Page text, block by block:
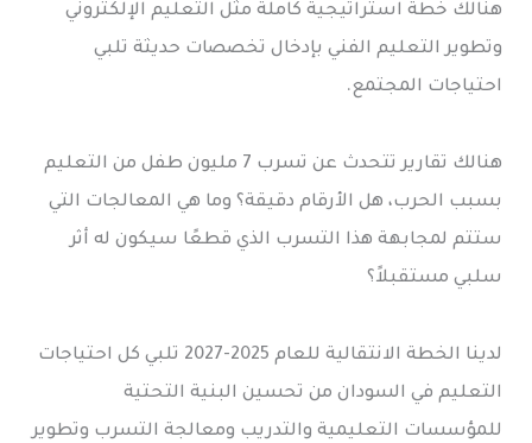
هنالك خطة استراتيجية كاملة مثل التعليم الإلكتروني
وتطوير التعليم الفني بإدخال تخصصات حديثة تلبي
احتياجات المجتمع.
هنالك تقارير تتحدث عن تسرب 7 مليون طفل من التعليم
بسبب الحرب، هل الأرقام دقيقة؟ وما هي المعالجات التي
ستتم لمجابهة هذا التسرب الذي قطعًا سيكون له أثر
سلبي مستقبلاً؟
لدينا الخطة الانتقالية للعام 2025-2027 تلبي كل احتياجات
التعليم في السودان من تحسين البنية التحتية
للمؤسسات التعليمية والتدريب ومعالجة التسرب وتطوير